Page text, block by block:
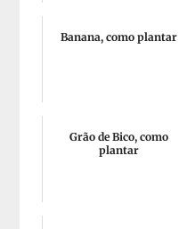
Banana, como plantar
Grão de Bico, como
plantar